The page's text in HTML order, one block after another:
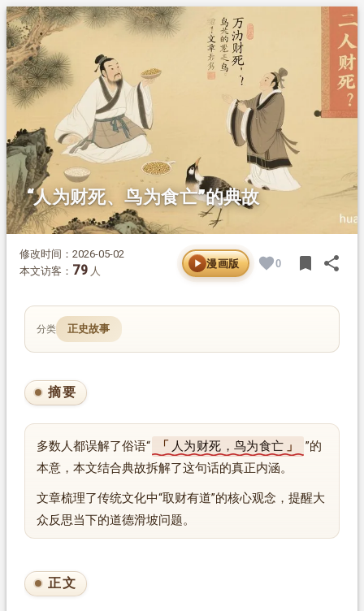
1.摘要
2.正文
2.1.被误解的俗语
2.2.典故的本来面貌
2.3.
典故藏着的警示
传统文化的财富观
2.5.值得反思的当下
“人为财死、鸟为食亡”的典故
修改时间：2026-05-02
本文访客： 79 人
漫画版 0 bookmark share
分类 正史故事
摘要
多数人都误解了俗语“ 人为财死，鸟为食亡
”的
本意，本文结合典故拆解了这句话的真正内涵。
文章梳理了传统文化中“取财有道”的核心观念，提醒大
众反思当下的道德滑坡问题。
正文